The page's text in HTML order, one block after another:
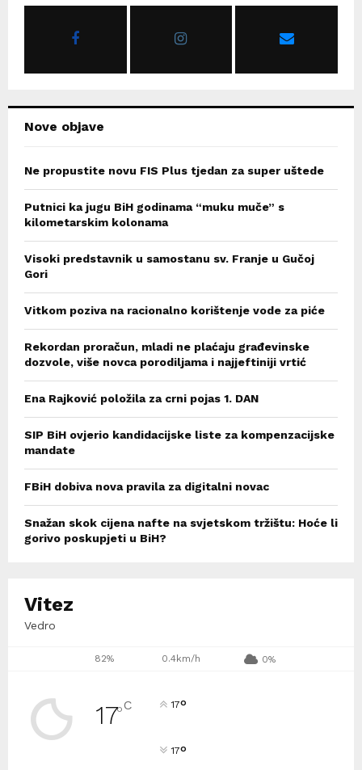
Nove objave
Ne propustite novu FIS Plus tjedan za super uštede
Putnici ka jugu BiH godinama “muku muče” s
kilometarskim kolonama
Visoki predstavnik u samostanu sv. Franje u Gučoj
Gori
Vitkom poziva na racionalno korištenje vode za piće
Rekordan proračun, mladi ne plaćaju građevinske
dozvole, više novca porodiljama i najjeftiniji vrtić
Ena Rajković položila za crni pojas 1. DAN
SIP BiH ovjerio kandidacijske liste za kompenzacijske
mandate
FBiH dobiva nova pravila za digitalni novac
Snažan skok cijena nafte na svjetskom tržištu: Hoće li
gorivo poskupjeti u BiH?
Vitez
Vedro
82% 0.4km/h 0%
17°C 17°
17°